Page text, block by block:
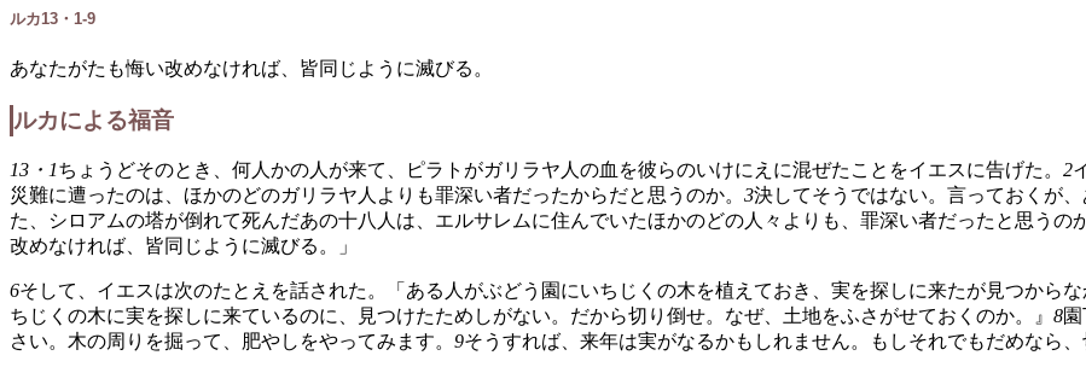
ルカ13・1-9
あなたがたも悔い改めなければ、皆同じように滅びる。
ルカによる福音
13・1ちょうどそのとき、何人かの人が来て、ピラトがガリラヤ人の血を彼らのいけにえに混ぜたことをイエスに告げた。 2
災難に遭ったのは、ほかのどのガリラヤ人よりも罪深い者だったからだと思うのか。 3決してそうではない。言っておくが
た、シロアムの塔が倒れて死んだあの十八人は、エルサレムに住んでいたほかのどの人々よりも、罪深い者だったと思うのか
改めなければ、皆同じように滅びる。」
6そして、イエスは次のたとえを話された。「ある人がぶどう園にいちじくの木を植えておき、実を探しに来たが見つからな
ちじくの木に実を探しに来ているのに、見つけたためしがない。だから切り倒せ。なぜ、土地をふさがせておくのか。』 8
さい。木の周りを掘って、肥やしをやってみます。 9そうすれば、来年は実がなるかもしれません。もしそれでもだめなら、